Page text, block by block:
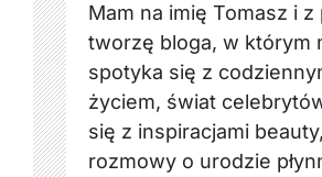
Mam na imię Tomasz i z
tworzę bloga, w którym
spotyka się z
życiem, świat
się z inspiracjami
rozmowy o urodzie